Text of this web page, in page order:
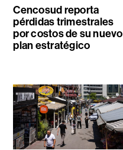
Cencosud reporta
pérdidas trimestrales
por costos de su nuevo
plan estratégico